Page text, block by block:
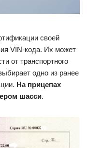
своей
VIN-кода. Их может
от транспортного
одно из ранее
На прицепах
шасси.